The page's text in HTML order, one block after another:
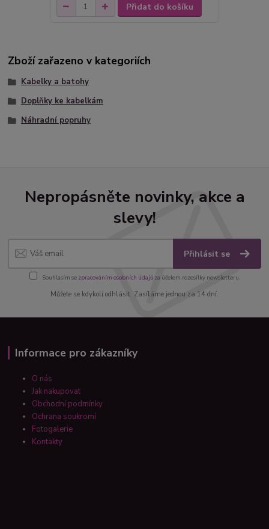
Přidat do košíku
Zboží zařazeno v kategoriích
Kabelky a batohy
Doplňky ke kabelkám
Náhradní popruhy
Nepropásněte novinky, akce a
slevy!
Přihlásit se
Souhlasím se zpracováním osobních údajůza účelem rozesílky newsletteru.
Můžete se kdykoli odhlásit. Zasíláme jednou za 14 dní.
Informace pro zákazníky
O nás
Jak nakupovat
Obchodní podmínky
Ochrana soukromí
Fotogalerie
Kontakty